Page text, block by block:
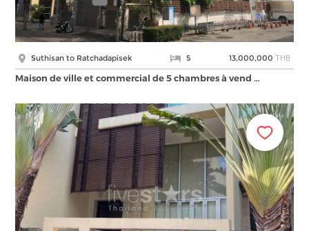
Suthisan to Ratchadapisek 5 13,000,000 THB
Maison de ville et commercial de 5 chambres à vend …